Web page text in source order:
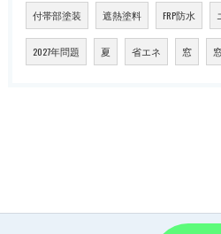
付帯部塗装 遮熱塗料 FRP防水
2027年問題 夏 省エネ 窓